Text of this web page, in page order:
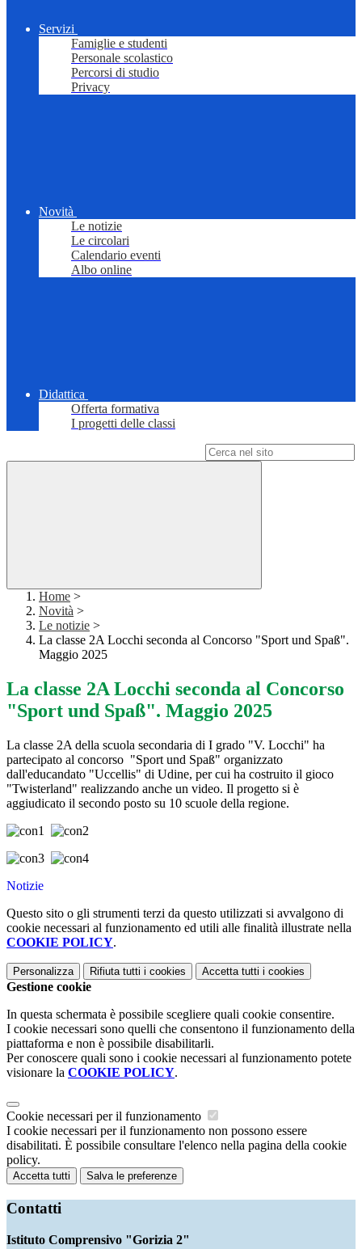
Servizi
Famiglie e studenti
Personale scolastico
Percorsi di studio
Privacy
Novità
Le notizie
Le circolari
Calendario eventi
Albo online
Didattica
Offerta formativa
I progetti delle classi
Home >
Novità >
Le notizie >
La classe 2A Locchi seconda al Concorso "Sport und Spaß".
Maggio 2025
La classe 2A Locchi seconda al Concorso
"Sport und Spaß". Maggio 2025
La classe 2A della scuola secondaria di I grado "V. Locchi" ha
partecipato al concorso "Sport und Spaß" organizzato
dall'educandato "Uccellis" di Udine, per cui ha costruito il gioco
"Twisterland" realizzando anche un video. Il progetto si è
aggiudicato il secondo posto su 10 scuole della regione.
Notizie
Questo sito o gli strumenti terzi da questo utilizzati si avvalgono di
cookie necessari al funzionamento ed utili alle finalità illustrate nella
COOKIE POLICY.
Personalizza Rifiuta tutti i cookies Accetta tutti i cookies
Gestione cookie
In questa schermata è possibile scegliere quali cookie consentire.
I cookie necessari sono quelli che consentono il funzionamento della
piattaforma e non è possibile disabilitarli.
Per conoscere quali sono i cookie necessari al funzionamento potete
visionare la COOKIE POLICY.
Cookie necessari per il funzionamento
I cookie necessari per il funzionamento non possono essere
disabilitati. È possibile consultare l'elenco nella pagina della cookie
policy.
Accetta tutti Salva le preferenze
Contatti
Istituto Comprensivo "Gorizia 2"